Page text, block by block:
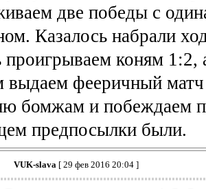
две победы с
Казалось набрали
проигрываем коням
выдаем фееричный
бомжам и побеждаем
предпосылки были.
VUK-slava [ 29 фев 2016 20:04 ]